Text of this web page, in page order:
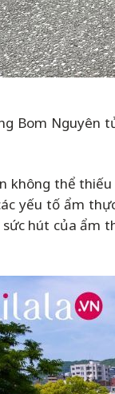
Bom Nguyên
không thể
yếu tố ẩm
hút của ẩm